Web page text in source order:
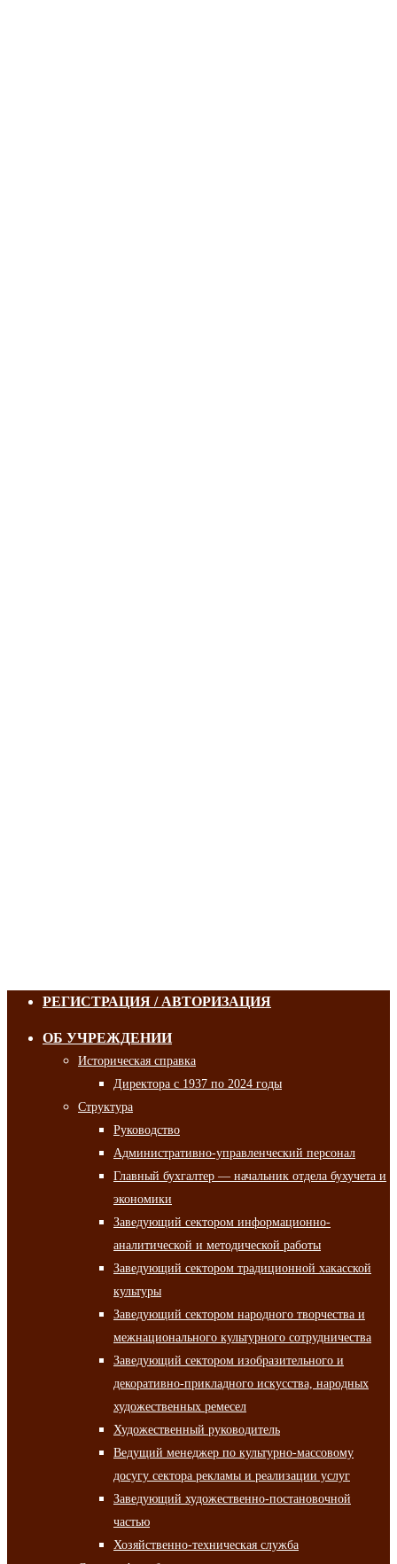
РЕГИСТРАЦИЯ / АВТОРИЗАЦИЯ
ОБ УЧРЕЖДЕНИИ
Историческая справка
Директора с 1937 по 2024 годы
Структура
Руководство
Административно-управленческий персонал
Главный бухгалтер — начальник отдела бухучета и
экономики
Заведующий сектором информационно-
аналитической и методической работы
Заведующий сектором традиционной хакасской
культуры
Заведующий сектором народного творчества и
межнационального культурного сотрудничества
Заведующий сектором изобразительного и
декоративно-прикладного искусства, народных
художественных ремесел
Художественный руководитель
Ведущий менеджер по культурно-массовому
досугу сектора рекламы и реализации услуг
Заведующий художественно-постановочной
частью
Хозяйственно-техническая служба